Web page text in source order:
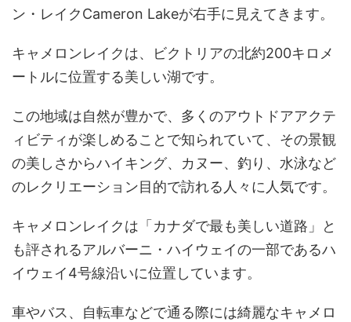
ン・レイクCameron Lakeが右手に見えてきます。
キャメロンレイクは、ビクトリアの北約200キロメ
ートルに位置する美しい湖です。
この地域は自然が豊かで、多くのアウトドアアクテ
ィビティが楽しめることで知られていて、その景観
の美しさからハイキング、カヌー、釣り、水泳など
のレクリエーション目的で訪れる人々に人気です。
キャメロンレイクは「カナダで最も美しい道路」と
も評されるアルバーニ・ハイウェイの一部であるハ
イウェイ4号線沿いに位置しています。
車やバス、自転車などで通る際には綺麗なキャメロ